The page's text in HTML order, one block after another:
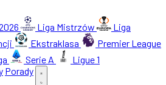
Liga Mistrzów
Liga
Ekstraklasa
Premier League
Serie A
Ligue 1
Porady